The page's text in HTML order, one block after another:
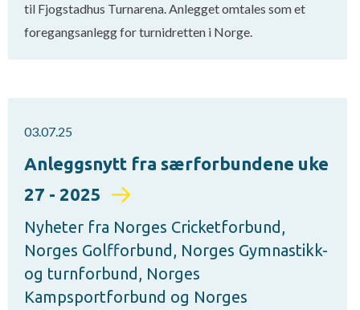
til Fjogstadhus Turnarena. Anlegget omtales som et
foregangsanlegg for turnidretten i Norge.
03.07.25
Anleggsnytt fra særforbundene uke
27 - 2025
Nyheter fra Norges Cricketforbund,
Norges Golfforbund, Norges Gymnastikk-
og turnforbund, Norges
Kampsportforbund og Norges